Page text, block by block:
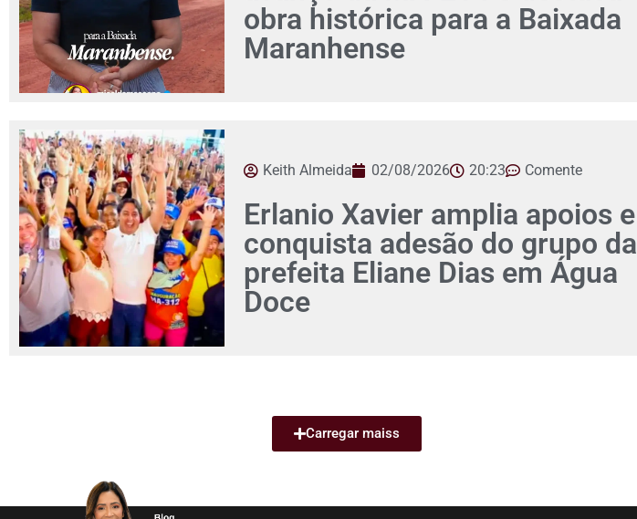
obra histórica para a Baixada
Maranhense
Keith Almeida 02/08/2026 20:23 Comente
Erlanio Xavier amplia apoios e
conquista adesão do grupo da
prefeita Eliane Dias em Água
Doce
Carregar maiss